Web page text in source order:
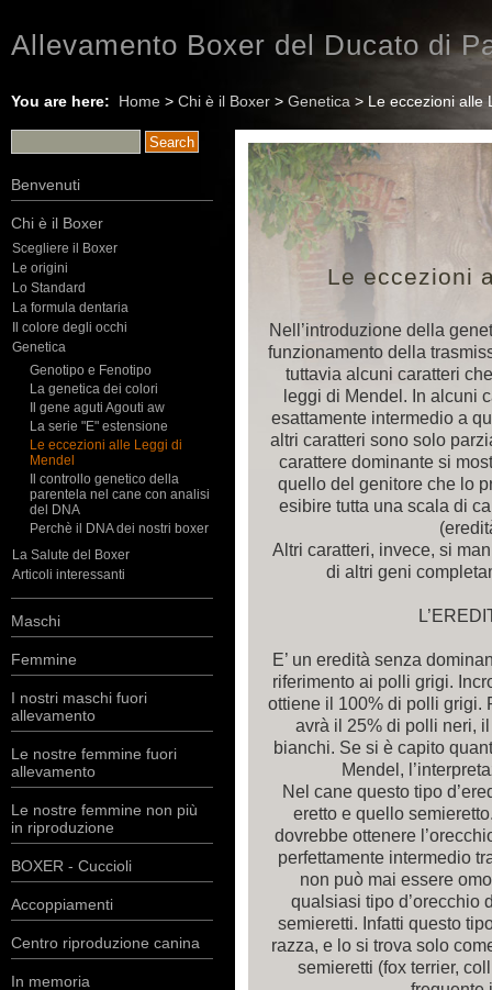
Allevamento Boxer del Ducato di
You are here: Home > Chi è il Boxer > Genetica > Le eccezioni alle
Benvenuti
Chi è il Boxer
Scegliere il Boxer
Le origini
Lo Standard
La formula dentaria
Il colore degli occhi
Genetica
Genotipo e Fenotipo
La genetica dei colori
Il gene aguti Agouti aw
La serie "E" estensione
Le eccezioni alle Leggi di
Mendel
Il controllo genetico della
parentela nel cane con analisi
del DNA
Perchè il DNA dei nostri boxer
La Salute del Boxer
Articoli interessanti
Maschi
Femmine
I nostri maschi fuori
allevamento
Le nostre femmine fuori
allevamento
Le nostre femmine non più
in riproduzione
BOXER - Cuccioli
Accoppiamenti
Centro riproduzione canina
In memoria
Le eccezioni
Nell’introduzione della
funzionamento della
tuttavia alcuni caratteri
leggi di Mendel. In alcuni
esattamente intermedio a
altri caratteri sono solo
carattere dominante si
quello del genitore che lo
esibire tutta una scala di
Altri caratteri, invece, si
di altri geni
E’ un eredità senza
riferimento ai polli grigi.
ottiene il 100% di polli grigi.
avrà il 25% di polli neri,
bianchi. Se si è capito
Mendel,
Nel cane questo tipo
eretto e quello
dovrebbe ottenere
perfettamente intermedio
non può mai essere
qualsiasi tipo d’orecchio
semieretti. Infatti questo
razza, e lo si trova solo
semieretti (fox terrier,